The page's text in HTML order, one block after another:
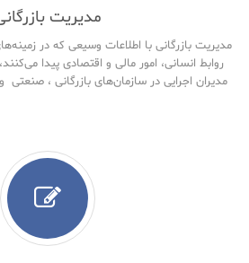
مدیریت
مدیریت بازرگانی با اطلاعات وسیعی که در
روابط انسانی، امور مالی و اقتصادی پیدا
مدیران اجرایی در سازمان‌های بازرگانی ، صنعتی